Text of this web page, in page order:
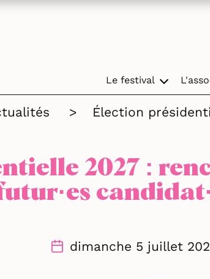
Le festival
>
Élection
2027 :
dimanche 5 juillet